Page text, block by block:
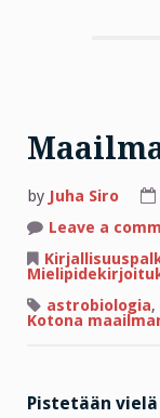
by Juha Siro
Leave a
astrobiologia,
Kotona
Pistetään